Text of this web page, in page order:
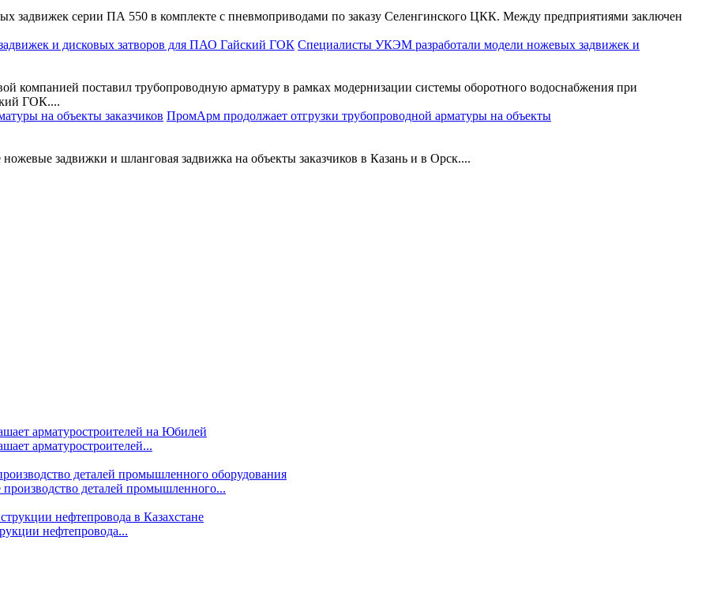
задвижек серии ПА 550 в комплекте с пневмоприводами по заказу Селенгинского ЦКК. Между предприятиями заключен
Специалисты УКЭМ разработали модели ножевых задвижек и
компанией поставил трубопроводную арматуру в рамках модернизации системы оборотного водоснабжения при
ГОК....
ПромАрм продолжает отгрузки трубопроводной арматуры на объекты
задвижки и шланговая задвижка на объекты заказчиков в Казань и в Орск....
арматуростроителей...
деталей промышленного...
нефтепровода...